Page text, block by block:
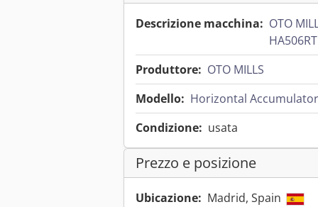
Descrizione macchina: OTO
HA506RT
Produttore: OTO MILLS
Modello: Horizontal Accumulator
Condizione: usata
Prezzo e posizione
Ubicazione: Madrid, Spain